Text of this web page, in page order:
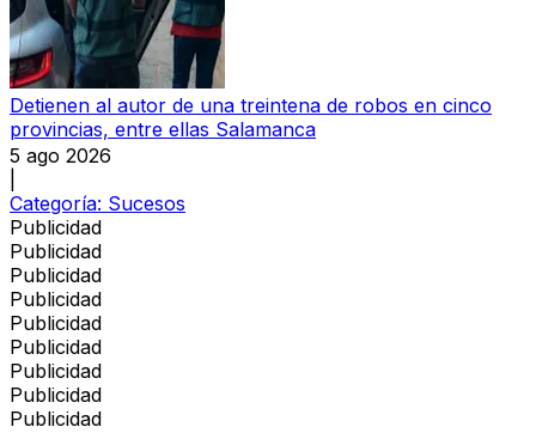
Detienen al autor de una treintena de robos en cinco
provincias, entre ellas Salamanca
5 ago 2026
Categoría: Sucesos
Publicidad
Publicidad
Publicidad
Publicidad
Publicidad
Publicidad
Publicidad
Publicidad
Publicidad